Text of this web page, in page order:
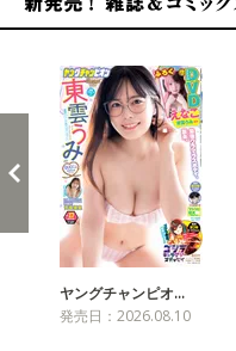
ヤングチャンピオ…
発売日：2026.08.10